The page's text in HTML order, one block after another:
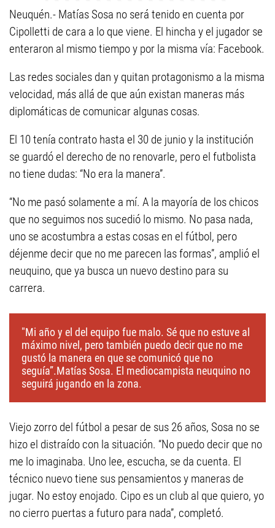
Neuquén.- Matías Sosa no será tenido en cuenta por
Cipolletti de cara a lo que viene. El hincha y el jugador se
enteraron al mismo tiempo y por la misma vía: Facebook.
Las redes sociales dan y quitan protagonismo a la misma
velocidad, más allá de que aún existan maneras más
diplomáticas de comunicar algunas cosas.
El 10 tenía contrato hasta el 30 de junio y la institución
se guardó el derecho de no renovarle, pero el futbolista
no tiene dudas: “No era la manera”.
“No me pasó solamente a mí. A la mayoría de los chicos
que no seguimos nos sucedió lo mismo. No pasa nada,
uno se acostumbra a estas cosas en el fútbol, pero
déjenme decir que no me parecen las formas”, amplió el
neuquino, que ya busca un nuevo destino para su
carrera.
"Mi año y el del equipo fue malo. Sé que no estuve al
máximo nivel, pero también puedo decir que no me
gustó la manera en que se comunicó que no
seguía”.Matías Sosa. El mediocampista neuquino no
seguirá jugando en la zona.
Viejo zorro del fútbol a pesar de sus 26 años, Sosa no se
hizo el distraído con la situación. “No puedo decir que no
me lo imaginaba. Uno lee, escucha, se da cuenta. El
técnico nuevo tiene sus pensamientos y maneras de
jugar. No estoy enojado. Cipo es un club al que quiero, yo
no cierro puertas a futuro para nada”, completó.